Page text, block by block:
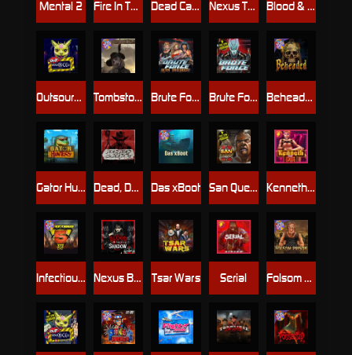
Nexus Blood & Shadow
Dead, Dead, or Deader
Tsar Wars
Brute Force
Mental 2
San Quentin 2: Death Row
Blood & Shadow
Outsourced Beheaded
Brute Force: Alien Onslaught
Nexus The Crypt
Gator Hunters Kenneth Must Die
Tombstone RIP
Fire In The Hole xBomb
Folsom Prison
Das xBoot
Serial
Infectious 5 xWays
Dead Canary